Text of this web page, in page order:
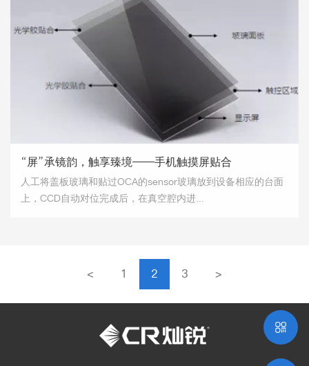
“屏”承镜韵，触享臻境——手机触摸屏贴合
人工将盖板玻璃和贴过OCA的sensor玻璃放到设备相应的台面
上，CCD自动对位完成后，在真空腔内进...
< 1 2 3 >